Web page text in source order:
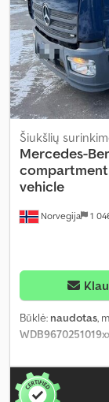
Norvegija 1
Šiukšlių
Mercedes-
vehicle
Būklė: naudotas,